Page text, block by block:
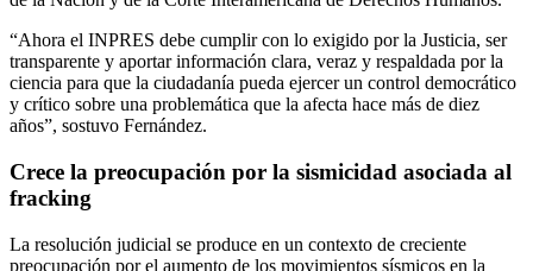
“Ahora el INPRES debe cumplir con lo exigido por la Justicia, ser
transparente y aportar información clara, veraz y respaldada por la
ciencia para que la ciudadanía pueda ejercer un control democrático
y crítico sobre una problemática que la afecta hace más de diez
años”, sostuvo Fernández.
Crece la preocupación por la sismicidad asociada al
fracking
La resolución judicial se produce en un contexto de creciente
preocupación por el aumento de los movimientos sísmicos en la